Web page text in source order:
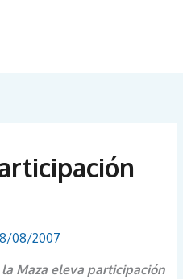
08/2007
Maza eleva participación